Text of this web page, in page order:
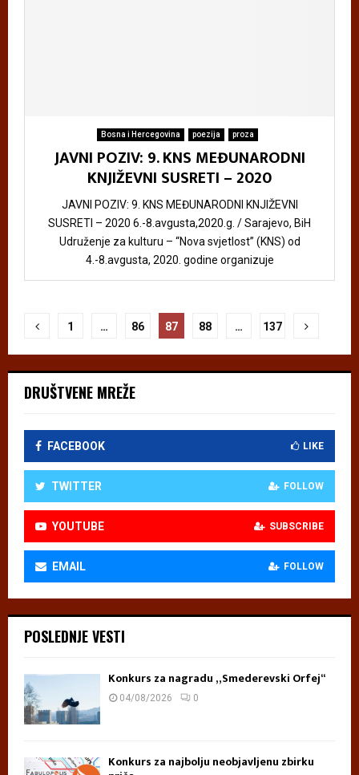
Bosna i Hercegovina poezija proza
JAVNI POZIV: 9. KNS MEĐUNARODNI
KNJIŽEVNI SUSRETI – 2020
JAVNI POZIV: 9. KNS MEĐUNARODNI KNJIŽEVNI
SUSRETI – 2020 6.-8.avgusta,2020.g. / Sarajevo, BiH
Udruženje za kulturu – “Nova svjetlost” (KNS) od
4.-8.avgusta, 2020. godine organizuje
Пагинација
чланака
1 … 86 87 88 … 137
DRUŠTVENE MREŽE
FACEBOOK LIKE
TWITTER FOLLOW
YOUTUBE SUBSCRIBE
EMAIL FOLLOW
POSLEDNJE VESTI
Konkurs za nagradu „Smederevski Orfej“
04/08/2026 0
Konkurs za najbolju neobjavljenu zbirku